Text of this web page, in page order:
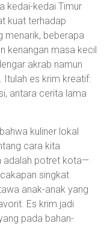
kedai-kedai Timur
kuat terhadap
menarik, beberapa
kenangan masa kecil
akrab namun
Itulah es krim kreatif:
antara cerita lama
kuliner lokal
cara kita
adalah potret kota—
singkat
anak-anak yang
Es krim jadi
pada bahan-